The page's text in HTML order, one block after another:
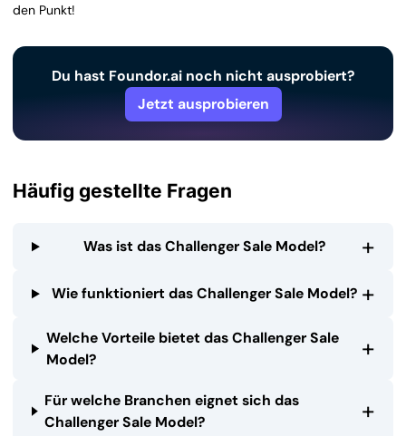
den Punkt!
Du hast Foundor.ai noch nicht ausprobiert?
Jetzt ausprobieren
Häufig gestellte Fragen
Was ist das Challenger Sale Model? +
Wie funktioniert das Challenger Sale Model? +
Welche Vorteile bietet das Challenger Sale
Model?
+
Für welche Branchen eignet sich das
Challenger Sale Model?
+